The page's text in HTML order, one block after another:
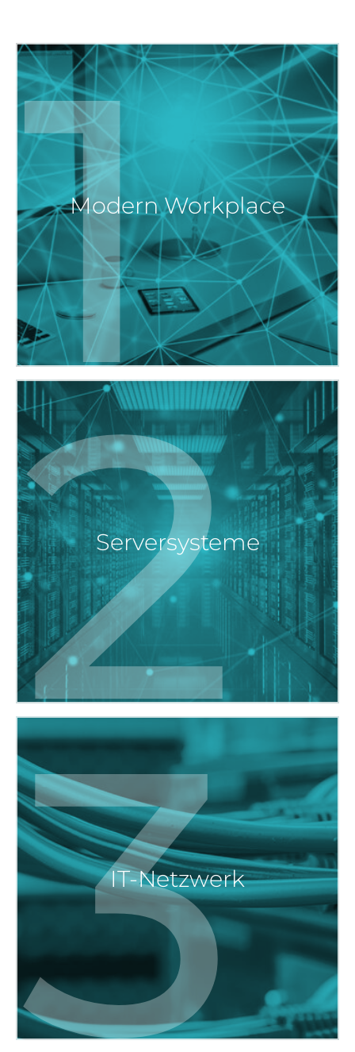
Modern Workplace
1
Serversysteme
2
IT-Netzwerk
3